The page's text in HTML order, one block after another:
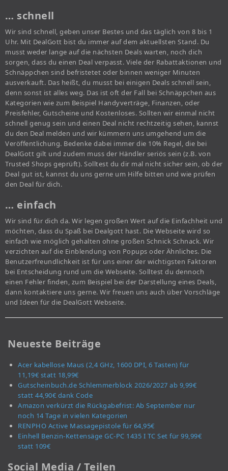
… schnell
Wir sind schnell, geben unser Bestes und das täglich von 8 bis 1
Uhr. Mit DealGott bist du immer auf dem aktuellsten Stand. Du
musst weder lange auf die nächsten Deals warten, noch dich
sorgen, dass du einen Deal verpasst. Viele der Rabattaktionen und
Schnäppchen sind befristetet oder binnen weniger Minuten
ausverkauft. Das heißt, du musst bei einigen Deals schnell sein,
denn sonst ist alles weg. Das ist oft der Fall bei Schnäppchen aus
Kategorien wie zum Beispiel Handyverträge, Finanzen, oder
Preisfehler, Gutscheine und Kostenloses. Sollten wir einmal nicht
schnell genug sein und einen Deal nicht rechtzeitig sehen, kannst
du den Deal melden und wir kümmern uns umgehend um die
Veröffentlichung. Bedenke dabei immer die 10% Regel, die bei
DealGott gilt und zudem muss der Händler seriös sein (z.B. von
Trusted Shops geprüft). Solltest du dir mal nicht sicher sein, ob der
Deal gut ist, kannst du uns gerne um Hilfe bitten und wie prüfen
den Deal für dich.
… einfach
Wir sind für dich da. Wir legen großen Wert auf die Einfachheit und
möchten, dass du Spaß bei Dealgott hast. Die Webseite wird so
einfach wie möglich gehalten ohne großen Schnick Schnack. Wir
verzichten auf die Einblendung von Popups oder Ähnliches. Die
Benutzerfreundlichkeit ist für uns einer der wichtigsten Faktoren
bei Entscheidung rund um die Webseite. Solltest du dennoch
einen Fehler finden, zum Beispiel bei der Darstellung eines Deals,
dann kontaktiere uns gerne. Wir freuen uns auch über Vorschläge
und Ideen für die DealGott Webseite.
Neueste Beiträge
Acer kabellose Maus (2,4 GHz, 1600 DPI, 6 Tasten) für
11,19€ statt 18,99€
Gutscheinbuch.de Schlemmerblock 2026/2027 ab 9,99€
statt 44,90€ dank Code
Amazon verkürzt die Rückgabefrist: Ab September nur
noch 14 Tage in vielen Kategorien
RENPHO Active Massagepistole für 64,95€
Einhell Benzin-Kettensäge GC-PC 1435 I TC Set für 99,99€
statt 109€
Social Media / Teilen